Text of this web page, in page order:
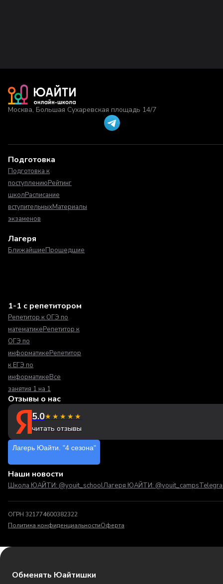
Москва, Большая Сухаревская площадь 14/7
Подготовка
Подготовка к
поступлениюРейтинг
школРасписание
вступительныхМатериалы
экзаменов
Лагеря
БлижайшиеПрошедшие
1-1 с репетитором
Репетитор к ОГЭ по
математикеРепетитор к
ОГЭ по
информатикеРепетитор
к ЕГЭ по
информатикеВсе
занятия 1 на 1
Отзывы о нас
5.0★★★★★
читать отзывы
Лагерь Юайти. "4 сезона"
Наши новости
Школа ЮАЙТИ: @youit_schoolЛагеря ЮАЙТИ: @youit_camps
ОГРН 321774600382322
Политика конфиденциальностиОферта
Обменять Юайтишки